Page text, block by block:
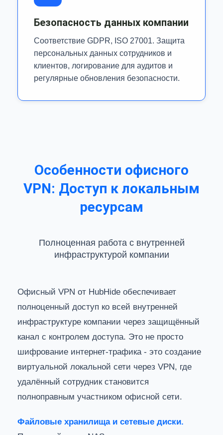
Безопасность данных компании
Соответствие GDPR, ISO 27001. Защита
персональных данных сотрудников и
клиентов, логирование для аудитов и
регулярные обновления безопасности.
Особенности офисного
VPN: Доступ к локальным
ресурсам
Полноценная работа с внутренней
инфраструктурой компании
Офисный VPN от HubHide обеспечивает
полноценный доступ ко всей внутренней
инфраструктуре компании через защищённый
канал с контролем доступа. Это не просто
шифрование интернет-трафика - это создание
виртуальной локальной сети через VPN, где
удалённый сотрудник становится
полноправным участником офисной сети.
Файловые хранилища и сетевые диски.